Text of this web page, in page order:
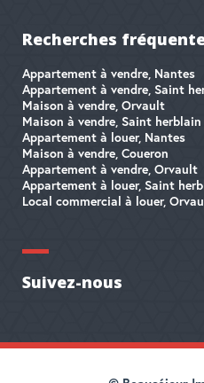
Recherches
Appartement à vendre, Nantes
Appartement à vendre, Saint
Maison à vendre, Orvault
Maison à vendre, Saint herblain
Appartement à louer, Nantes
Maison à vendre, Coueron
Appartement à vendre, Orvault
Appartement à louer, Saint
Local commercial à louer,
Suivez-nous